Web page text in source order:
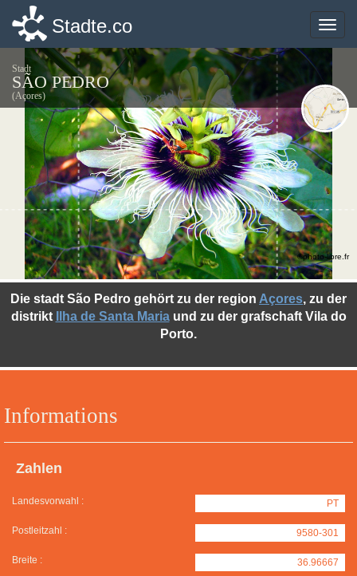
Toggle
Stadte.co
Stadt
SÃO PEDRO
(Açores)
Informations
Zahlen
Landesvorwahl : PT
Postleitzahl : 9580-301
Breite : 36.96667
Die stadt São Pedro gehört zu der region Açores, zu der
distrikt
Ilha de Santa Mariaund zu der grafschaft Vila do
Porto.
©photo-libre.fr
Toggle
Stadte.co